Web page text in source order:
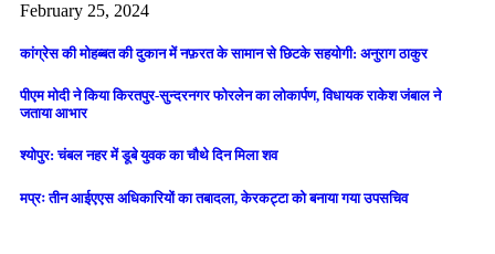
February 25, 2024
कांग्रेस की मोहब्बत की दुकान में नफ़रत के सामान से छिटके सहयोगी: अनुराग ठाकुर
पीएम मोदी ने किया किरतपुर-सुन्दरनगर फोरलेन का लोकार्पण, विधायक राकेश जंबाल ने
जताया आभार
श्योपुर: चंबल नहर में डूबे युवक का चौथे दिन मिला शव
मप्रः तीन आईएएस अधिकारियों का तबादला, केरकट्टा को बनाया गया उपसचिव